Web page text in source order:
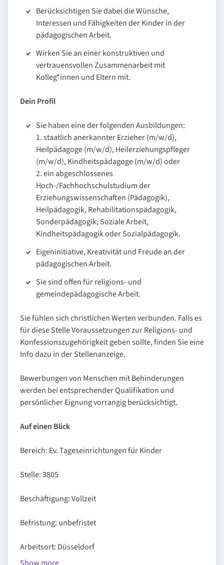
Berücksichtigen Sie dabei die Wünsche,
Interessen und Fähigkeiten der Kinder in der
pädagogischen Arbeit.
Wirken Sie an einer konstruktiven und
vertrauensvollen Zusammenarbeit mit
Kolleg*innen und Eltern mit.
Dein Profil
Sie haben eine der folgenden Ausbildungen:
1. staatlich anerkannter Erzieher (m/w/d),
Heilpädagoge (m/w/d), Heilerziehungspfleger
(m/w/d), Kindheitspädagoge (m/w/d) oder
2. ein abgeschlossenes
Hoch-/Fachhochschulstudium der
Erziehungswissenschaften (Pädagogik),
Heilpädagogik, Rehabilitationspädagogik,
Sonderpädagogik, Soziale Arbeit,
Kindheitspädagogik oder Sozialpädagogik.
Eigeninitiative, Kreativität und Freude an der
pädagogischen Arbeit.
Sie sind offen für religions- und
gemeindepädagogische Arbeit.
Sie fühlen sich christlichen Werten verbunden. Falls es
für diese Stelle Voraussetzungen zur Religions- und
Konfessionszugehörigkeit geben sollte, finden Sie eine
Info dazu in der Stellenanzeige.
Bewerbungen von Menschen mit Behinderungen
werden bei entsprechender Qualifikation und
persönlicher Eignung vorrangig berücksichtigt.
Auf einen Blick
Bereich: Ev. Tageseinrichtungen für Kinder
Stelle: 3805
Beschäftigung: Vollzeit
Befristung: unbefristet
Arbeitsort: Düsseldorf